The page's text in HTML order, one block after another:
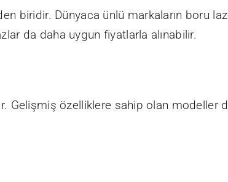
biridir. Dünyaca ünlü markaların boru
da daha uygun fiyatlarla alınabilir.
özelliklere sahip olan modeller